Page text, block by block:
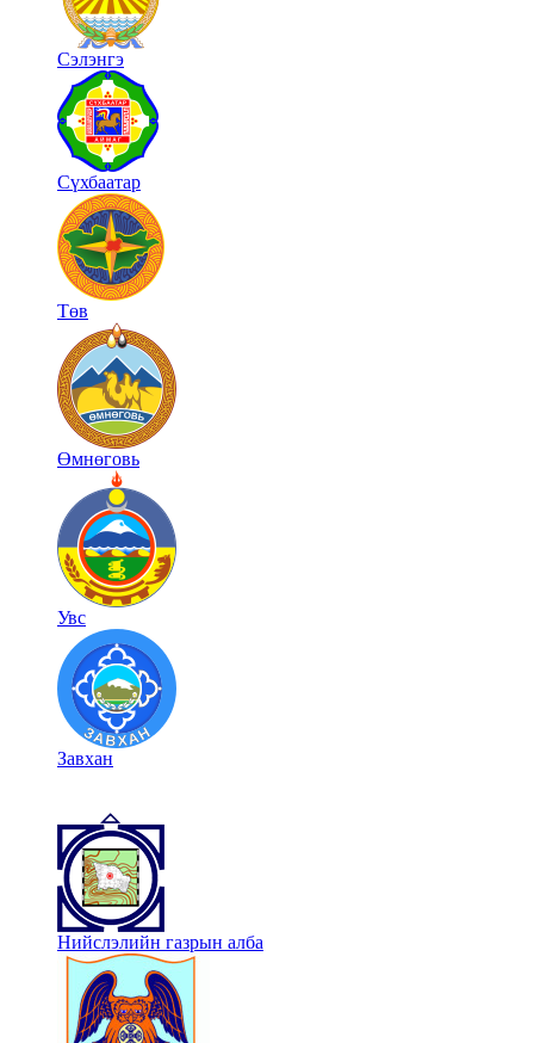
Сэлэнгэ
Сүхбаатар
Төв
Өмнөговь
Увс
Завхан
Нийслэлийн газрын алба